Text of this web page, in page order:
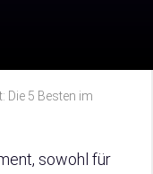
Die 5 Besten im
sowohl für